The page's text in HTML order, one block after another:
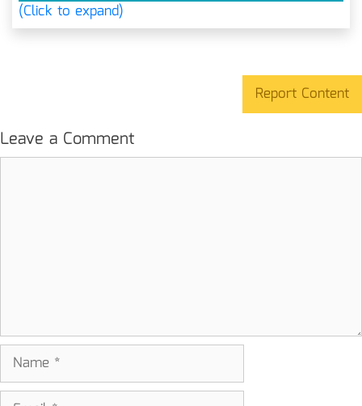
(Click to expand)
Report Content
Leave a Comment
Name
Email